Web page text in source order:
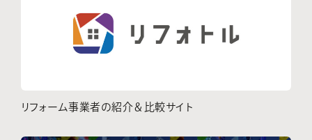
リフォーム事業者の紹介＆比較サイト